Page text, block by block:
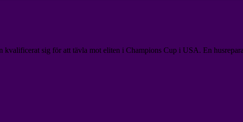
kvalificerat sig för att tävla mot eliten i Champions Cup i USA. En